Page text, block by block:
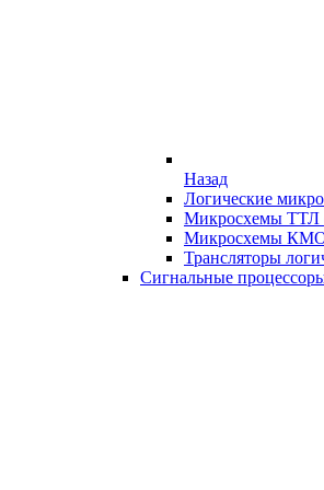
Назад
Логические
Микросхемы ТТЛ
Микросхемы
Трансляторы
Сигнальные